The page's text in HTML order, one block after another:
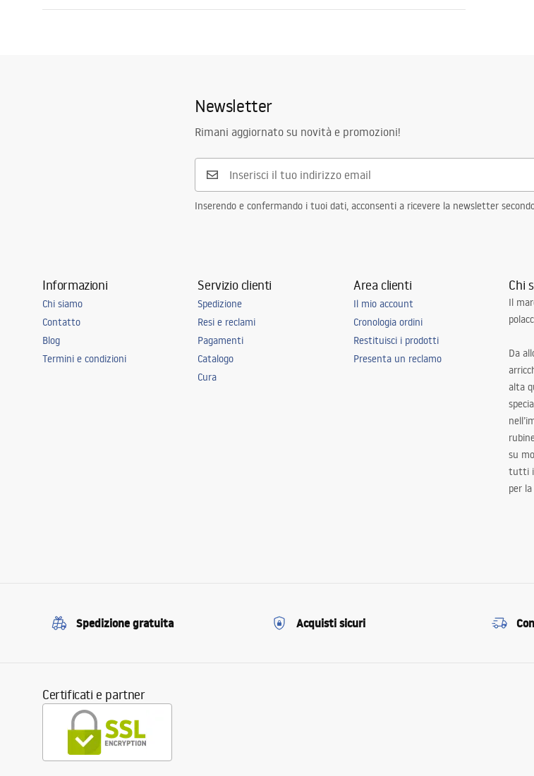
Colore
Oro spazzolato
Trasparente
3 ante
Warranty_Terms_and_Conditions_
_Shower_Doors__Enclosures__Pan
Newsletter
Rimani aggiornato su novità e promozioni!
Inserendo e confermando i tuoi dati, acconsenti a ricevere la newsletter
Informazioni
Chi siamo
Contatto
Blog
Termini e condizioni
Servizio clienti
Spedizione
Resi e reclami
Pagamenti
Catalogo
Cura
Area clienti
Il mio account
Cronologia ordini
Restituisci i prodotti
Presenta un reclamo
Chi
Il
Da
alta
su
tutti i
per
Spedizione gratuita Acquisti sicuri
Certificati e partner